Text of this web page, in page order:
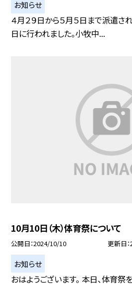
お知らせ
４月２９日から５月５日まで派遣さ
日に行われました。小牧中...
10月10日（木）体育祭について
公開日 2024/10/10 更新日
お知らせ
おはようございます。 本日、体育祭